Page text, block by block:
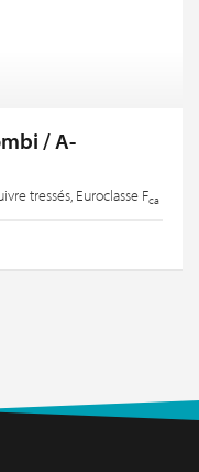
/ A-
tressés, Euroclasse Fca